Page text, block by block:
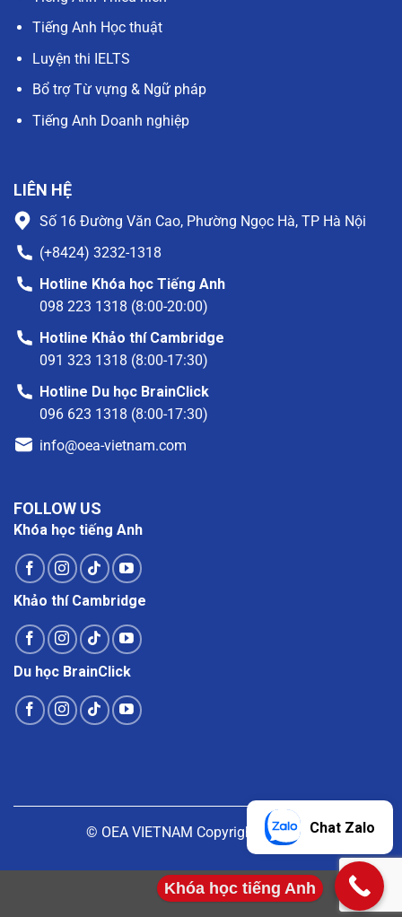
Tiếng Anh Học thuật
Luyện thi IELTS
Bổ trợ Từ vựng & Ngữ pháp
Tiếng Anh Doanh nghiệp
LIÊN HỆ
Số 16 Đường Văn Cao, Phường Ngọc Hà, TP Hà Nội
(+8424) 3232-1318
Hotline Khóa học Tiếng Anh
098 223 1318 (8:00-20:00)
Hotline Khảo thí Cambridge
091 323 1318 (8:00-17:30)
Hotline Du học BrainClick
096 623 1318 (8:00-17:30)
info@oea-vietnam.com
FOLLOW US
Khóa học tiếng Anh
Khảo thí Cambridge
Du học BrainClick
© OEA VIETNAM Copyright |Liên hệChat Zalo
Khóa học tiếng Anh